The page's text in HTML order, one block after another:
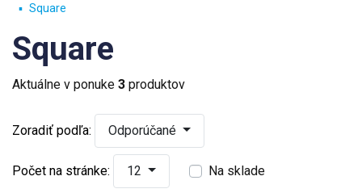
Square
Square
Aktuálne v ponuke 3 produktov
Zoradiť podľa: Odporúčané
Počet na stránke: 12 Na sklade